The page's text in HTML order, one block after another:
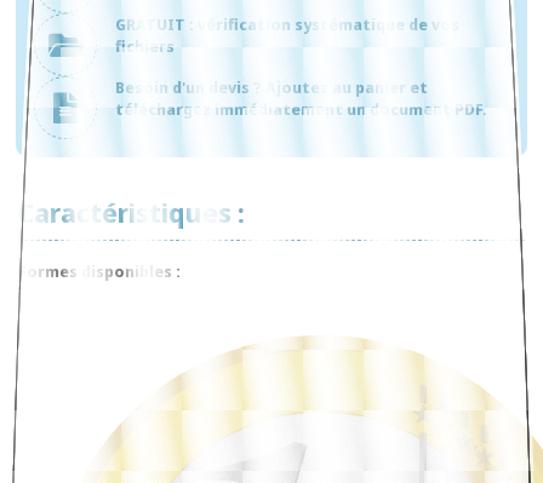
GRATUIT : vérification systématique de vos
fichiers
Besoin d'un devis ? Ajoutez au panier et
téléchargez immédiatement un document PDF.
Caractéristiques :
Formes disponibles :